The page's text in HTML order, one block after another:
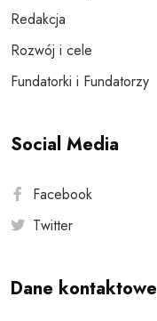
Redakcja
Rozwój i cele
Fundatorki i Fundatorzy
Social Media
Facebook
Twitter
Dane kontaktowe